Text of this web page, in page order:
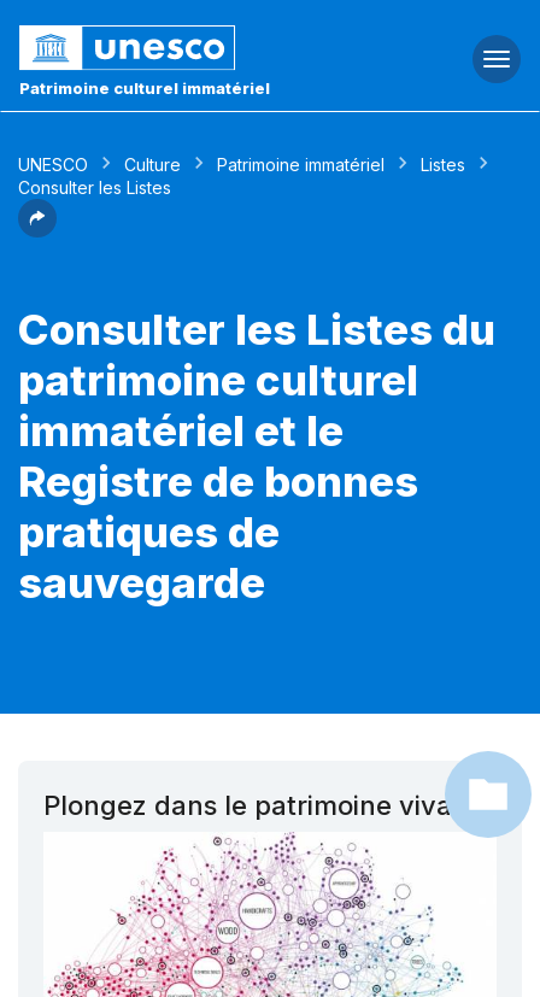
Patrimoine culturel immatériel
UNESCO Culture Patrimoine immatériel
Listes
Consulter les Listes
Consulter les Listes du
patrimoine culturel
immatériel et le
Registre de bonnes
pratiques de
sauvegarde
Plongez dans le patrimoine vivant !